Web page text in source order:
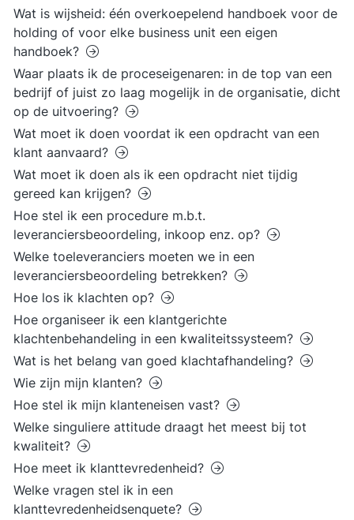
Wat is wijsheid: één overkoepelend handboek voor de
holding of voor elke business unit een eigen
handboek?
Waar plaats ik de proceseigenaren: in de top van een
bedrijf of juist zo laag mogelijk in de organisatie, dicht
op de uitvoering?
Wat moet ik doen voordat ik een opdracht van een
klant aanvaard?
Wat moet ik doen als ik een opdracht niet tijdig
gereed kan krijgen?
Hoe stel ik een procedure m.b.t.
leveranciersbeoordeling, inkoop enz. op?
Welke toeleveranciers moeten we in een
leveranciersbeoordeling betrekken?
Hoe los ik klachten op?
Hoe organiseer ik een klantgerichte
klachtenbehandeling in een kwaliteitssysteem?
Wat is het belang van goed klachtafhandeling?
Wie zijn mijn klanten?
Hoe stel ik mijn klanteneisen vast?
Welke singuliere attitude draagt het meest bij tot
kwaliteit?
Hoe meet ik klanttevredenheid?
Welke vragen stel ik in een
klanttevredenheidsenquete?